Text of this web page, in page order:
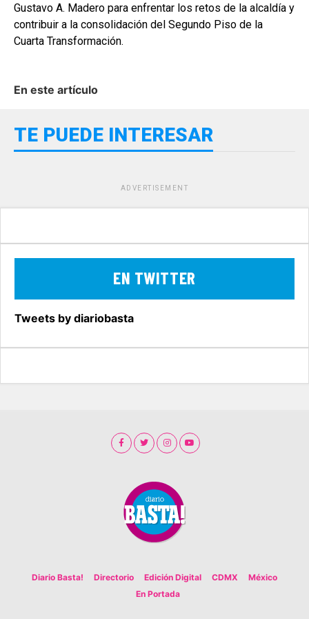
Gustavo A. Madero para enfrentar los retos de la alcaldía y
contribuir a la consolidación del Segundo Piso de la
Cuarta Transformación.
En este artículo
TE PUEDE INTERESAR
ADVERTISEMENT
EN TWITTER
Tweets by diariobasta
Diario Basta! Directorio Edición Digital CDMX
México
En Portada